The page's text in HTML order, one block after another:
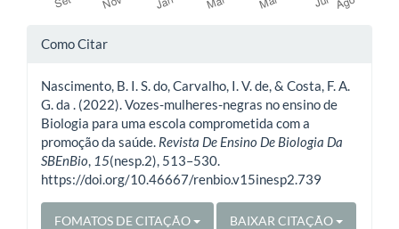
Detalhes
artigo
Como Citar
Nascimento, B. I. S. do, Carvalho, I. V. de, & Costa, F. A.
G. da . (2022). Vozes-mulheres-negras no ensino de
Biologia para uma escola comprometida com a
promoção da saúde. Revista De Ensino De Biologia Da
SBEnBio, 15(nesp.2), 513–530.
https://doi.org/10.46667/renbio.v15inesp2.739
FOMATOS DE CITAÇÃO BAIXAR CITAÇÃO